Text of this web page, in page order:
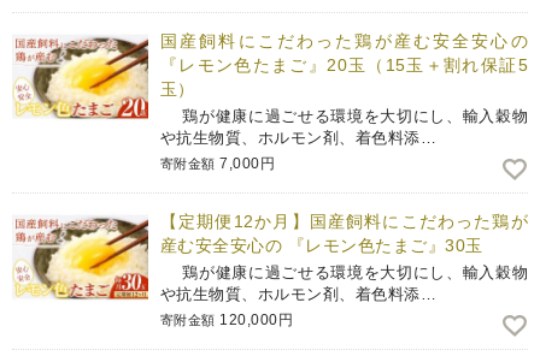
国産飼料にこだわった鶏が産む安全安心の
『レモン色たまご』20玉（15玉＋割れ保証5
玉）
鶏が健康に過ごせる環境を大切にし、輸入穀物
や抗生物質、ホルモン剤、着色料添…
寄附金額 7,000円
【定期便12か月】国産飼料にこだわった鶏が
産む安全安心の 『レモン色たまご』30玉
鶏が健康に過ごせる環境を大切にし、輸入穀物
や抗生物質、ホルモン剤、着色料添…
寄附金額 120,000円